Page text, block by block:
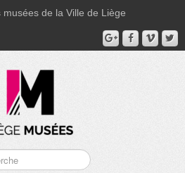
de la Ville de Liège